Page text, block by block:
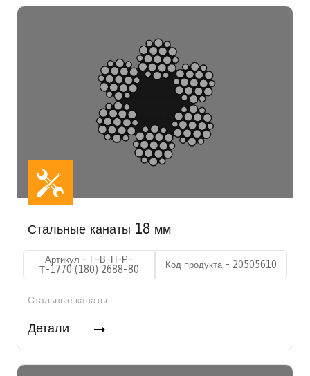
Стальные канаты 18 мм
Артикул - Г-В-Н-Р-
Т-1770 (180) 2688-80
Код продукта - 20505610
Стальные канаты
Детали